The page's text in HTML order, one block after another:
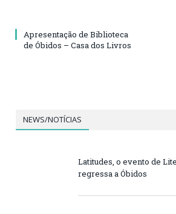
Apresentação de Biblioteca
de Óbidos – Casa dos Livros
NEWS/NOTÍCIAS
Latitudes, o evento de
regressa a Óbidos